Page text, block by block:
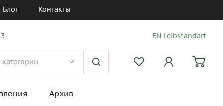
Блог Контакты
EN Leibstandart
Архив